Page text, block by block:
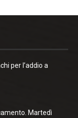
per l’addio a
Martedì